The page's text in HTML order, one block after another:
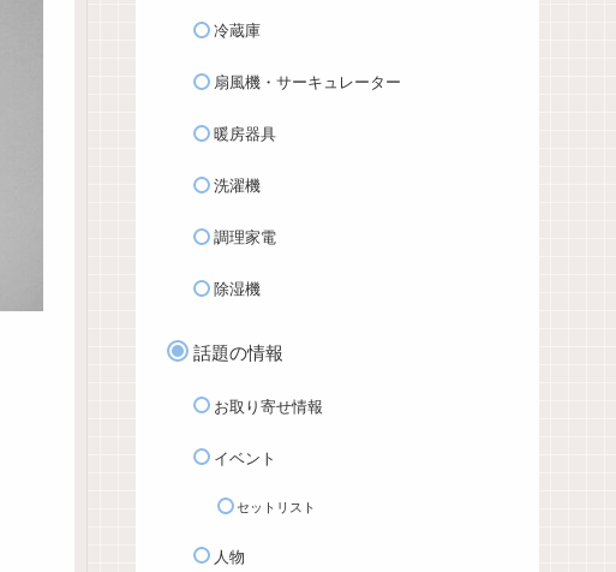
冷蔵庫
扇風機・サーキュレーター
暖房器具
洗濯機
調理家電
除湿機
話題の情報
お取り寄せ情報
イベント
セットリスト
人物